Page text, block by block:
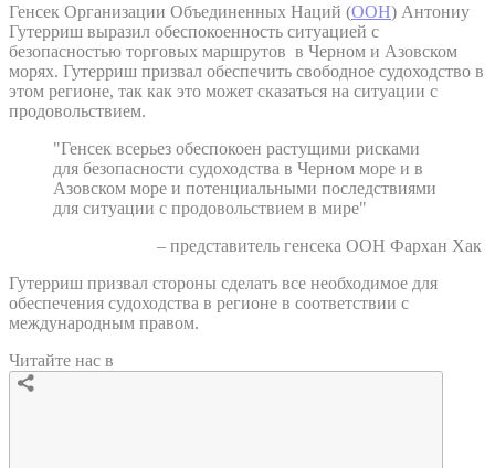
Генсек Организации Объединенных Наций (ООН) Антониу
Гутерриш выразил обеспокоенность ситуацией с
безопасностью торговых маршрутов в Черном и Азовском
морях. Гутерриш призвал обеспечить свободное судоходство в
этом регионе, так как это может сказаться на ситуации с
продовольствием.
"Генсек всерьез обеспокоен растущими рисками
для безопасности судоходства в Черном море и в
Азовском море и потенциальными последствиями
для ситуации с продовольствием в мире"
– представитель генсека ООН Фархан Хак
Гутерриш призвал стороны сделать все необходимое для
обеспечения судоходства в регионе в соответствии с
международным правом.
Читайте нас в